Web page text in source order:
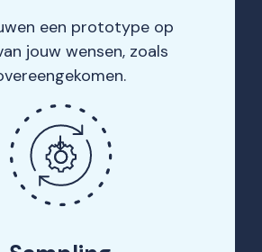
een prototype op
jouw wensen, zoals